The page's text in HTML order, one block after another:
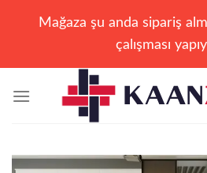
Mağaza şu anda sipariş
çalışması
atla